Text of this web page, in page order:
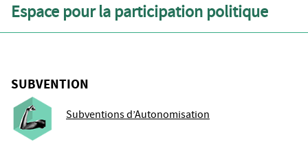
Espace pour la participation politique
SUBVENTION
Subventions d’Autonomisation